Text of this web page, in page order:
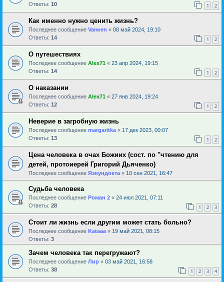
Ответы: 10 1 2
Как именно нужно ценить жизнь?
Последнее сообщение Varwen « 08 май 2024, 19:10
Ответы: 14 1 2
О путешествиях
Последнее сообщение Alex71 « 23 апр 2024, 19:15
Ответы: 14 1 2
О наказании
Последнее сообщение Alex71 « 27 янв 2024, 19:24
Ответы: 12 1 2
Неверие в загробную жизнь
Последнее сообщение margaritka « 17 дек 2023, 00:07
Ответы: 13 1 2
Цена человека в очах Божиих (сост. по "чтению для
детей, протоиерей Григорий Дьяченко)
Последнее сообщение Язнундокта « 10 сен 2021, 16:47
Cудьба человека
Последнее сообщение Роман 2 « 24 июл 2021, 07:11
Ответы: 28 1 2 3
Стоит ли жизнь если другим может стать больно?
Последнее сообщение Kataaa « 19 май 2021, 08:15
Ответы: 3
Зачем человека так перегружают?
Последнее сообщение Лир « 03 май 2021, 16:58
Ответы: 38 1 2 3 4